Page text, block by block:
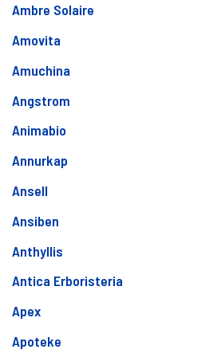
Ambre Solaire
Amovita
Amuchina
Angstrom
Animabio
Annurkap
Ansell
Ansiben
Anthyllis
Antica Erboristeria
Apex
Apoteke